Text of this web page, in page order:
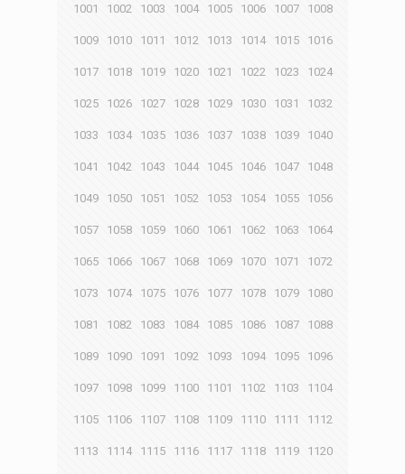
1001 1002 1003 1004 1005 1006 1007 1008
1009 1010 1011 1012 1013 1014 1015 1016
1017 1018 1019 1020 1021 1022 1023 1024
1025 1026 1027 1028 1029 1030 1031 1032
1033 1034 1035 1036 1037 1038 1039 1040
1041 1042 1043 1044 1045 1046 1047 1048
1049 1050 1051 1052 1053 1054 1055 1056
1057 1058 1059 1060 1061 1062 1063 1064
1065 1066 1067 1068 1069 1070 1071 1072
1073 1074 1075 1076 1077 1078 1079 1080
1081 1082 1083 1084 1085 1086 1087 1088
1089 1090 1091 1092 1093 1094 1095 1096
1097 1098 1099 1100 1101 1102 1103 1104
1105 1106 1107 1108 1109 1110 1111 1112
1113 1114 1115 1116 1117 1118 1119 1120